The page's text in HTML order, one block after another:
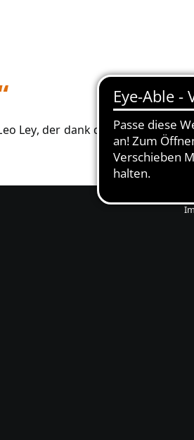
Ley, der dank der Unterstützung